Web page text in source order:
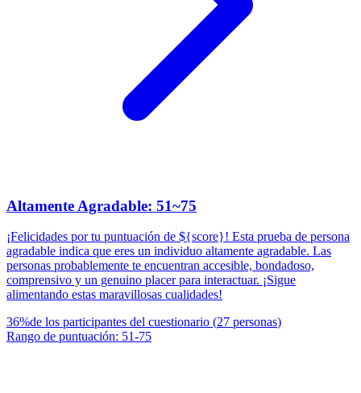
Altamente Agradable: 51~75
¡Felicidades por tu puntuación de ${score}! Esta prueba de persona
agradable indica que eres un individuo altamente agradable. Las
personas probablemente te encuentran accesible, bondadoso,
comprensivo y un genuino placer para interactuar. ¡Sigue
alimentando estas maravillosas cualidades!
36%de los participantes del cuestionario (27 personas)
Rango de puntuación: 51-75